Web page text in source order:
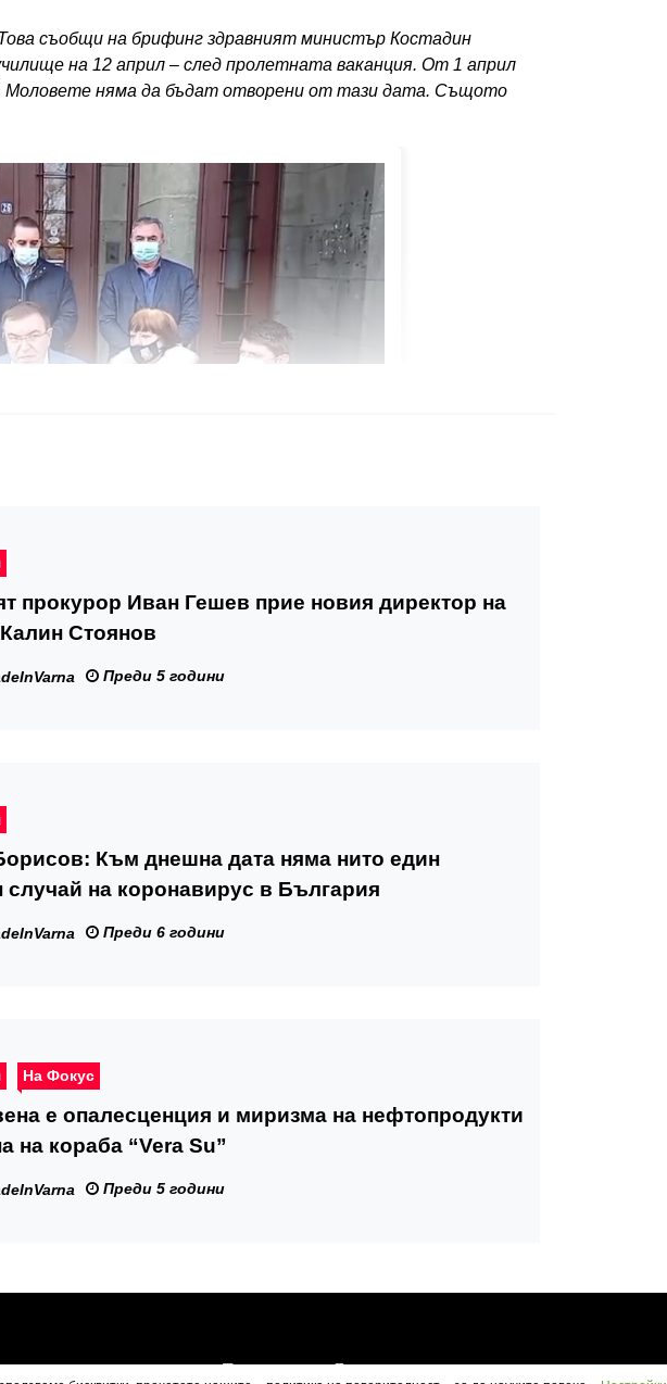
съобщи на брифинг здравният министър Костадин
на 12 април – след пролетната ваканция. От 1 април
няма да бъдат отворени от тази дата. Същото
прокурор Иван Гешев прие новия директор на
Стоянов
Преди 5 години
Към днешна дата няма нито един
случай на коронавирус в България
Преди 6 години
На Фокус
е опалесценция и миризма на нефтопродукти
на кораба “Vera Su”
Преди 5 години
Посетители:7